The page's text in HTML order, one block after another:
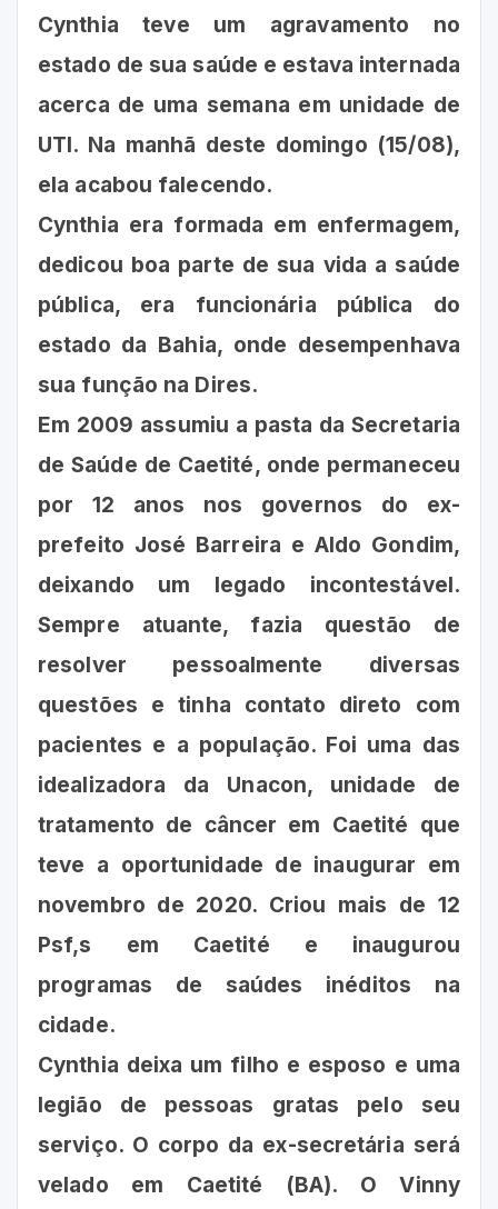
Cynthia teve um agravamento no
estado de sua saúde e estava internada
acerca de uma semana em unidade de
UTI. Na manhã deste domingo (15/08),
ela acabou falecendo.
Cynthia era formada em enfermagem,
dedicou boa parte de sua vida a saúde
pública, era funcionária pública do
estado da Bahia, onde desempenhava
sua função na Dires.
Em 2009 assumiu a pasta da Secretaria
de Saúde de Caetité, onde permaneceu
por 12 anos nos governos do ex-
prefeito José Barreira e Aldo Gondim,
deixando um legado incontestável.
Sempre atuante, fazia questão de
resolver pessoalmente diversas
questões e tinha contato direto com
pacientes e a população. Foi uma das
idealizadora da Unacon, unidade de
tratamento de câncer em Caetité que
teve a oportunidade de inaugurar em
novembro de 2020. Criou mais de 12
Psf,s em Caetité e inaugurou
programas de saúdes inéditos na
cidade.
Cynthia deixa um filho e esposo e uma
legião de pessoas gratas pelo seu
serviço. O corpo da ex-secretária será
velado em Caetité (BA). O Vinny